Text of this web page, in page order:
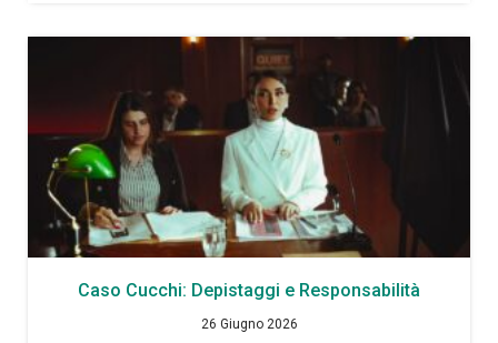
Caso Cucchi: Depistaggi e Responsabilità
26 Giugno 2026